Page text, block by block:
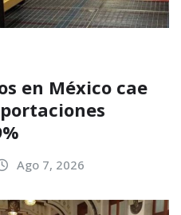
en México cae
Ago 7, 2026